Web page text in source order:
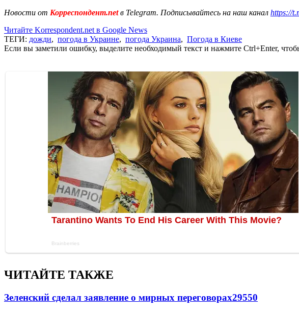
Новости от Корреспондент.netв Telegram. Подписывайтесь на наш канал https://
Читайте Korrespondent.net в Google News
ТЕГИ: дожди, погода в Украине, погода Украина, Погода в Киеве
Если вы заметили ошибку, выделите необходимый текст и нажмите Ctrl+Enter,
ЧИТАЙТЕ ТАКЖЕ
Зеленский сделал заявление о мирных переговорах29550